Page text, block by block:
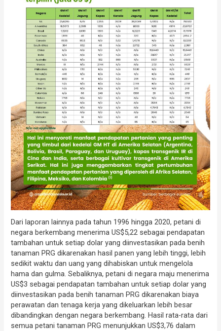
Dari laporan lainnya pada tahun 1996 hingga 2020, petani di
negara berkembang menerima US$5,22 sebagai pendapatan
tambahan untuk setiap dolar yang diinvestasikan pada benih
tanaman PRG dikarenakan hasil panen yang lebih tinggi, lebih
sedikit waktu dan uang yang dihabiskan untuk mengelola
hama dan gulma. Sebaliknya, petani di negara maju menerima
US$3 sebagai pendapatan tambahan untuk setiap dolar yang
diinvestasikan pada benih tanaman PRG dikarenakan biaya
perawatan dan tenaga kerja yang dikeluarkan lebih besar
dibandingkan dengan negara berkembang. Hasil rata-rata dari
semua petani tanaman PRG menunjukkan US$3,76 dalam